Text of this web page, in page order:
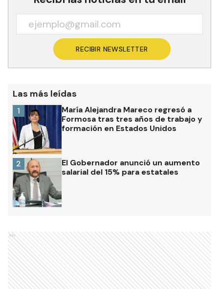
RECIBIR NEWSLETTER
Las más leídas
María Alejandra Mareco regresó a
Formosa tras tres años de trabajo y
formación en Estados Unidos
1
El Gobernador anunció un aumento
salarial del 15% para estatales
2
Ads